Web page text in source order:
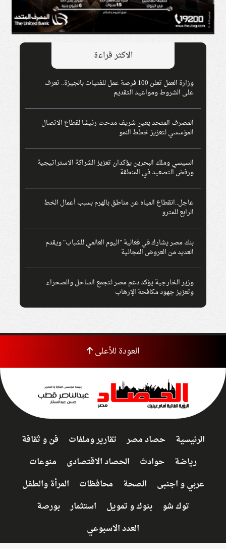
الاكثر قراءة
وزارة العمل تعلن 100 فرصة عمل للفتيات بالجيزة.. تعرف
على الشروط ومواعيد التقديم
المصرف المتحد يعين شريف مدحت رئيسًا لقطاع الاتصال
المؤسسي لتعزيز خطط النمو
السيسي وملك البحرين يؤكدان تعزيز الشراكة الاستراتيجية
ورفض التصعيد في المنطقة
عاجل..انقطاع المياه عن مناطق بالهرم بسبب أعمال الخط
الرابع للمترو
بنك مصر يشارك في فعالية "اليوم العالمي للشباب" ويقدم
العديد من العروض المجانية
وزير الخارجية يؤكد دعم مصر لتجمع الساحل والصحراء
وتعزيز جهود مكافحة الإرهاب
العودة للأعلى
الرئيسية حصاد مصر تقارير وملفات
فن و ثقافة
رياضة
حوادث الحصاد الاقتصادى
منوعات
عربي و اجنبى
الصحة محافظات
المرأة والطفل
توك شو
بنوك و تمويل استثمار
بورصة
العدد الاسبوعي